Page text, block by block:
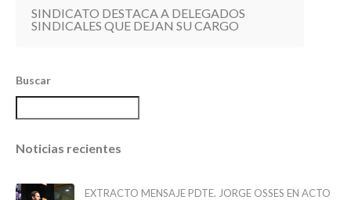
SINDICATO DESTACA A DELEGADOS
SINDICALES QUE DEJAN SU CARGO
Buscar
Noticias recientes
EXTRACTO MENSAJE PDTE. JORGE OSSES EN ACTO